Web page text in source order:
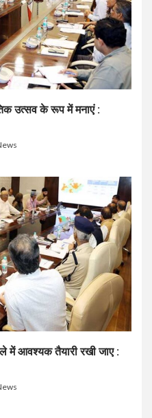
उत्सव के रूप में मनाएं :
में आवश्यक तैयारी रखी जाए :